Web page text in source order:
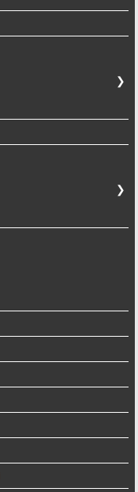
❯
❯